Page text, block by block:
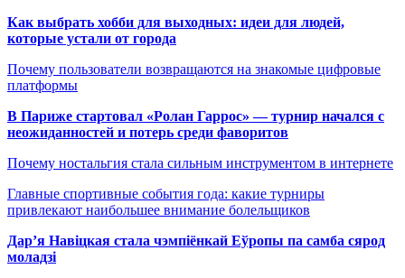
Как выбрать хобби для выходных: идеи для людей,
которые устали от города
Почему пользователи возвращаются на знакомые цифровые
платформы
В Париже стартовал «Ролан Гаррос» — турнир начался с
неожиданностей и потерь среди фаворитов
Почему ностальгия стала сильным инструментом в интернете
Главные спортивные события года: какие турниры
привлекают наибольшее внимание болельщиков
Дар’я Навіцкая стала чэмпіёнкай Еўропы па самба сярод
моладзі